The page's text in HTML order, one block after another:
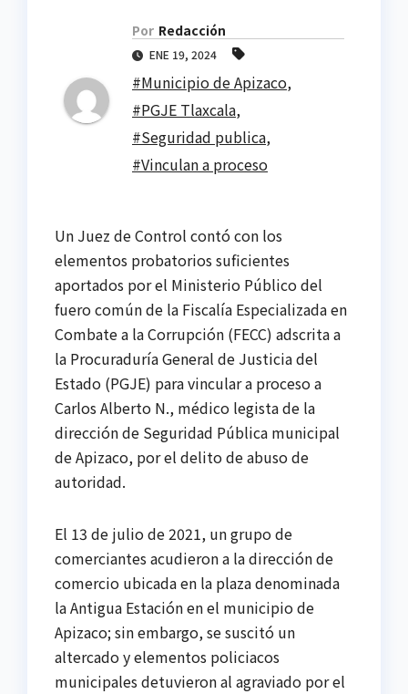
Por Redacción
ENE 19, 2024
#Municipio de Apizaco,
#PGJE Tlaxcala,
#Seguridad publica,
#Vinculan a proceso
Un Juez de Control contó con los
elementos probatorios suficientes
aportados por el Ministerio Público del
fuero común de la Fiscalía Especializada en
Combate a la Corrupción (FECC) adscrita a
la Procuraduría General de Justicia del
Estado (PGJE) para vincular a proceso a
Carlos Alberto N., médico legista de la
dirección de Seguridad Pública municipal
de Apizaco, por el delito de abuso de
autoridad.
El 13 de julio de 2021, un grupo de
comerciantes acudieron a la dirección de
comercio ubicada en la plaza denominada
la Antigua Estación en el municipio de
Apizaco; sin embargo, se suscitó un
altercado y elementos policiacos
municipales detuvieron al agraviado por el